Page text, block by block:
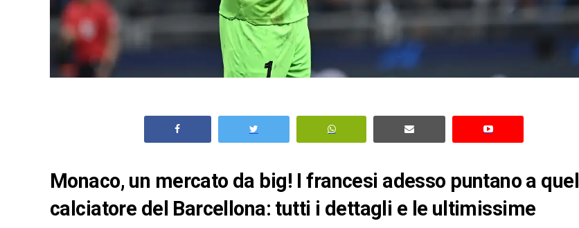
Monaco, un mercato da big! I francesi adesso puntano a quel
calciatore del Barcellona: tutti i dettagli e le ultimissime